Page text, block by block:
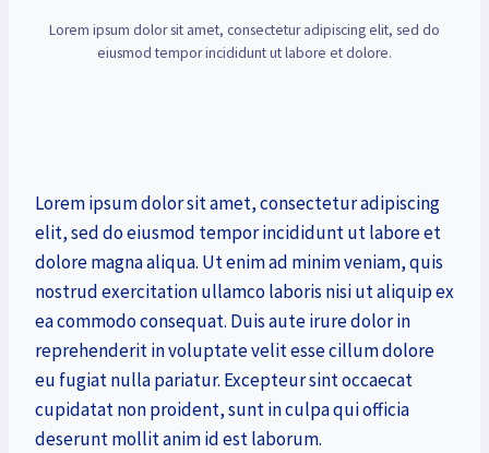
Lorem ipsum dolor sit amet, consectetur adipiscing elit, sed do
eiusmod tempor incididunt ut labore et dolore.
Lorem ipsum dolor sit amet, consectetur adipiscing
elit, sed do eiusmod tempor incididunt ut labore et
dolore magna aliqua. Ut enim ad minim veniam, quis
nostrud exercitation ullamco laboris nisi ut aliquip ex
ea commodo consequat. Duis aute irure dolor in
reprehenderit in voluptate velit esse cillum dolore
eu fugiat nulla pariatur. Excepteur sint occaecat
cupidatat non proident, sunt in culpa qui officia
deserunt mollit anim id est laborum.